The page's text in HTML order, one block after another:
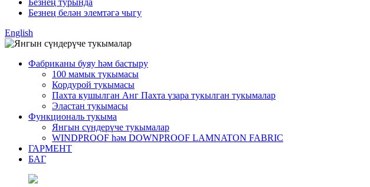
Безнең турында
Безнең белән элемтәгә чыгу
English
Фабриканы буяу һәм бастыру
100 мамык тукымасы
Кордурой тукымасы
Пахта кушылган Анг Пахта үзара тукылган тукымалар
Эластан тукымасы
Функциональ тукыма
Янгын сүндерүче тукымалар
WINDPROOF һәм DOWNPROOF LAMNATON FABRIC
ГАРМЕНТ
БАГ